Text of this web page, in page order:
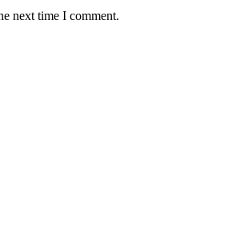
next time I comment.